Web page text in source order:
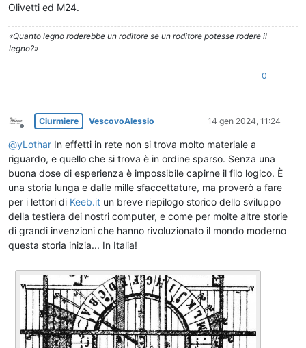
Olivetti ed M24.
«Quanto legno roderebbe un roditore se un roditore potesse rodere il
legno?»
0
Non in linea
Ciurmiere VescovoAlessio 14 gen 2024, 11:24
@yLothar In effetti in rete non si trova molto materiale a
riguardo, e quello che si trova è in ordine sparso. Senza una
buona dose di esperienza è impossibile capirne il filo logico. È
una storia lunga e dalle mille sfaccettature, ma proverò a fare
per i lettori di Keeb.it un breve riepilogo storico dello sviluppo
della testiera dei nostri computer, e come per molte altre storie
di grandi invenzioni che hanno rivoluzionato il mondo moderno
questa storia inizia... In Italia!